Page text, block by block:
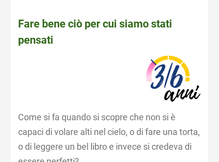
Fare bene ciò per cui siamo stati
pensati
Come si fa quando si scopre che non si è
capaci di volare alti nel cielo, o di fare una torta,
o di leggere un bel libro e invece si credeva di